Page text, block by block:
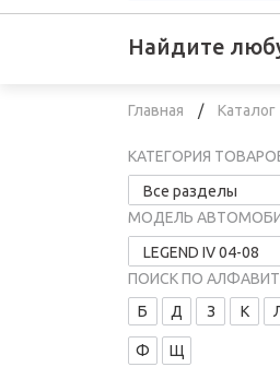
Найдите
Главная Каталог
КАТЕГОРИЯ
Все разделы
МОДЕЛЬ
LEGEND IV 04-08
ПОИСК ПО
Б
Д З К
Ф Щ